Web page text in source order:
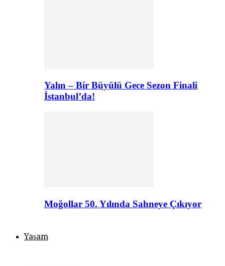
Yalın – Bir Büyülü Gece Sezon Finali
İstanbul’da!
Moğollar 50. Yılında Sahneye Çıkıyor
Yaşam